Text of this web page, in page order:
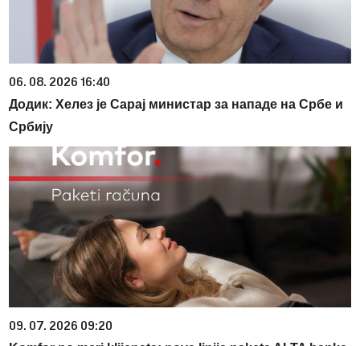
06. 08. 2026 16:40
Додик: Хелез је Сарај министар за нападе на Србе и
Србију
09. 07. 2026 09:20